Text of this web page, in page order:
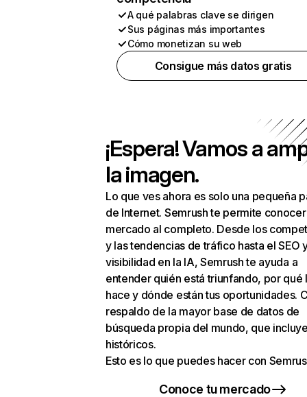
A qué palabras clave se dirigen
Sus páginas más importantes
Cómo monetizan su web
Consigue más datos gratis
¡Espera! Vamos a
la imagen.
Lo que ves ahora es solo una pequeña
de Internet. Semrush te permite
mercado al completo. Desde los
y las tendencias de tráfico hasta el SEO
visibilidad en la IA, Semrush te ayuda a
entender quién está triunfando, por qué
hace y dónde están tus oportunidades.
respaldo de la mayor base de datos de
búsqueda propia del mundo, que
históricos.
Esto es lo que puedes hacer con
Conoce tu mercado